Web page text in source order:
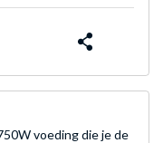
voeding die je de